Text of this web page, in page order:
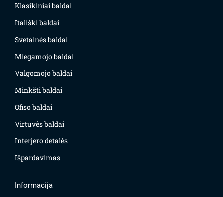
Klasikiniai baldai
Itališki baldai
Svetainės baldai
Miegamojo baldai
Valgomojo baldai
Minkšti baldai
Ofiso baldai
Virtuvės baldai
Interjero detalės
Išpardavimas
Informacija